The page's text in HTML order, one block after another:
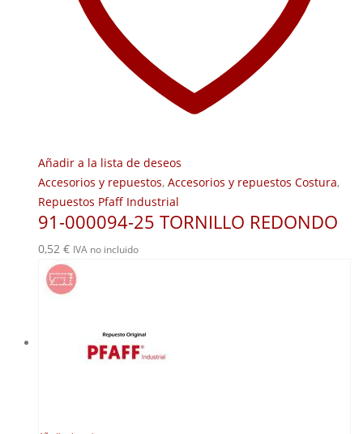
Añadir a la lista de deseos
Accesorios y repuestos, Accesorios y repuestos Costura,
Repuestos Pfaff Industrial
91-000094-25 TORNILLO REDONDO
0,52 € IVA no incluido